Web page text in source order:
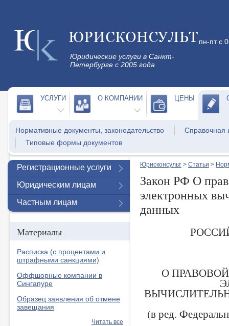
Юридические услуги в Санкт-
Петербурге с 2005 года
пн-пт с
УСЛУГИ О КОМПАНИИ ЦЕНЫ
Нормативные документы, законодательство
Типовые формы документов
Юрисконсульт > Статьи >
Закон РФ О
электронных
данных
О
(в ред.
Регистрационные услуги
Юридическим лицам
Частным лицам
Материалы
Расписка (с процентами и
штрафными санкциями)
Оффшорные компании в
Сингапуре
Образец заявления об отмене
завещания
Читать все